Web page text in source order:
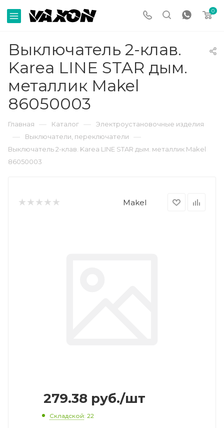
0
Выключатель 2-клав.
Karea LINE STAR дым.
металлик Makel
86050003
Главная — Каталог — Электроустановочные изделия
— Выключатели, переключатели —
Выключатель 2-клав. Karea LINE STAR дым. металлик Makel
86050003
Makel
279.38 руб./шт
Складской: 22